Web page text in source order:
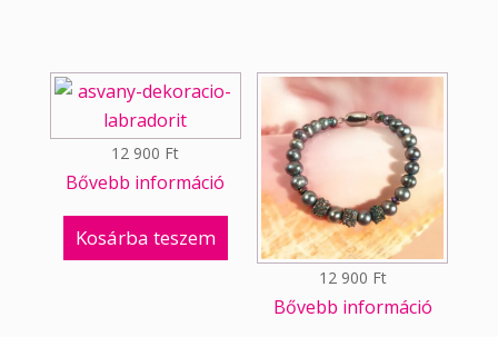
12 900 Ft
Bővebb információ
Kosárba teszem
12 900 Ft
Bővebb információ